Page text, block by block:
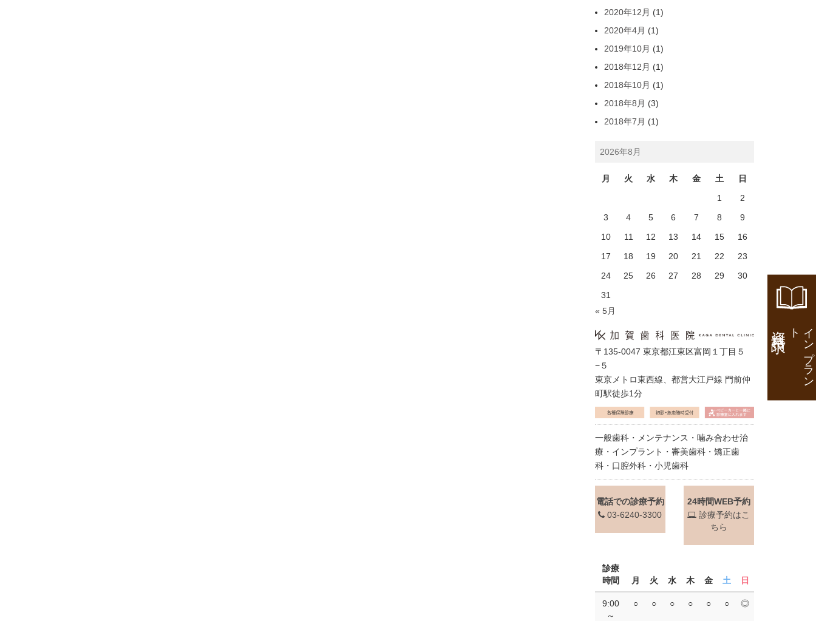
2020年12月 (1)
2020年4月 (1)
2019年10月 (1)
2018年12月 (1)
2018年10月 (1)
2018年8月 (3)
2018年7月 (1)
2026年8月
月 火 水 木 金 土
日
1
2
3
4 5 6 7 8
9
10
11 12 13 14 15
16
17
18 19 20 21 22
23
24
25 26 27 28 29
30
31
« 5月
〒135-0047 東京都江東区富岡１丁目５
−５
東京メトロ東西線、都営大江戸線 門前仲
町駅徒歩1分
一般歯科・メンテナンス・噛み合わせ治
療・インプラント・審美歯科・矯正歯
科・口腔外科・小児歯科
電話での診療予約
03-6240-3300
24時間WEB予約
診療予約はこ
ちら
診療
時間
月 火 水 木 金 土 日
9:00
～
○ ○ ○ ○ ○ ○ ◎
イ
ン
プ
ラ
ン
ト